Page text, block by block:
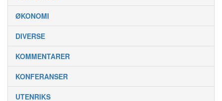
ØKONOMI
DIVERSE
KOMMENTARER
KONFERANSER
UTENRIKS